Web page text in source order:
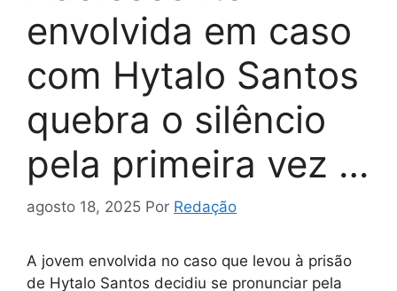
envolvida em caso
com Hytalo Santos
quebra o silêncio
pela primeira vez …
agosto 18, 2025 Por Redação
A jovem envolvida no caso que levou à prisão
de Hytalo Santos decidiu se pronunciar pela